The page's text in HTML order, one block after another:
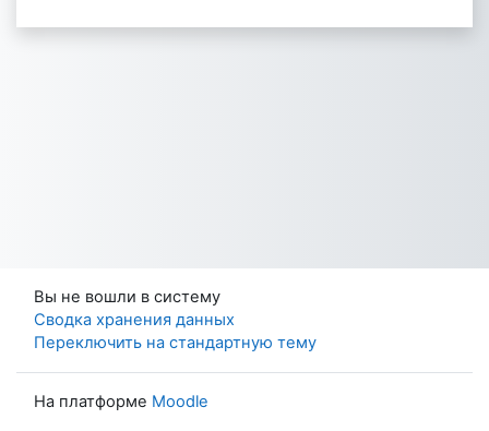
Вы не вошли в систему
Сводка хранения данных
Переключить на стандартную тему
На платформе Moodle